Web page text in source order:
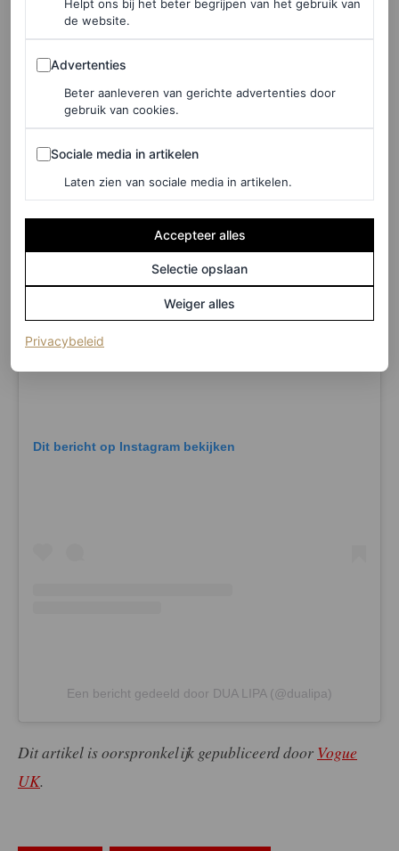
aankomend seizoen. Ondertussen heeft
Matchesfashion.comde zoekopdrachten naar het item
sinds vorig jaar met 23 procent zien stijgen. Het mag nu
dan eentomato girl summerzijn, maar het gaat ook
ongetwijfeld eentomato girl autumnworden.
Dit bericht op Instagram bekijken
Een bericht gedeeld door DUA LIPA (@dualipa)
Dit artikel is oorspronkelijk gepubliceerd door Vogue
UK.
Helpt ons bij het beter begrijpen van het gebruik van
de website.
Advertenties
Advertenties
Beter aanleveren van gerichte advertenties door
gebruik van cookies.
Sociale media in artikelen
Sociale media in artikelen
Laten zien van sociale media in artikelen.
Accepteer alles
Selectie opslaan
Weiger alles
Privacybeleid